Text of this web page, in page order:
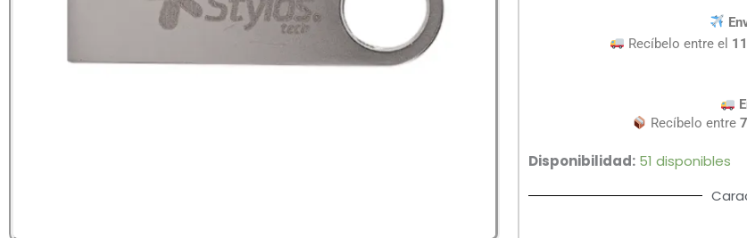
Recíbelo entre el
Recíbelo entre
Disponibilidad: 51 disponibles